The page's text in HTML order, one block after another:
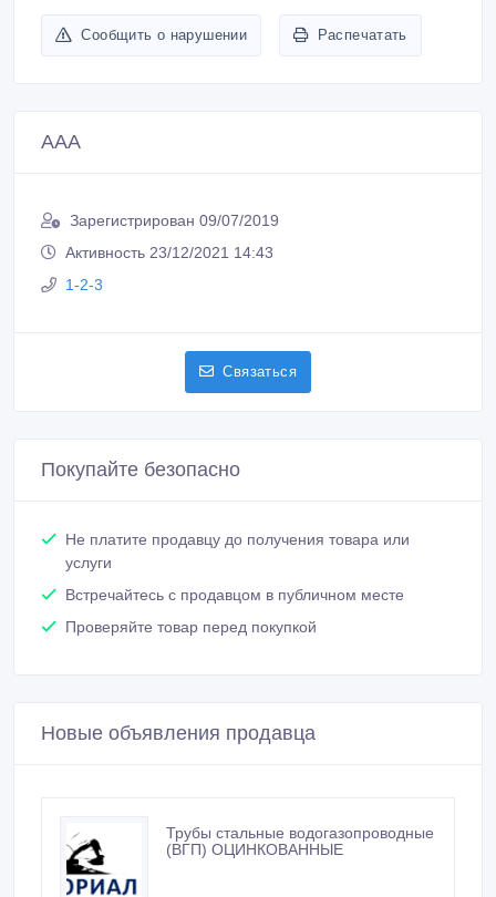
Сообщить о нарушении Распечатать
ААА
Зарегистрирован 09/07/2019
Активность 23/12/2021 14:43
1-2-3
Связаться
Покупайте безопасно
Не платите продавцу до получения товара или
услуги
Встречайтесь с продавцом в публичном месте
Проверяйте товар перед покупкой
Новые объявления продавца
Трубы стальные водогазопроводные
(ВГП) ОЦИНКОВАННЫЕ